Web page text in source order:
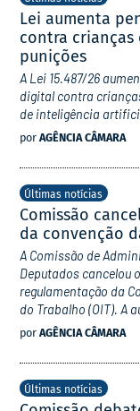
Lei aumenta
contra crianças
punições
A Lei 15.487/26
digital contra
de inteligência
por AGÊNCIA CÂMARA
Últimas notícias
Comissão
da convenção
A Comissão de
Deputados cancelou
regulamentação da
do Trabalho (OIT). A
por AGÊNCIA CÂMARA
Últimas notícias